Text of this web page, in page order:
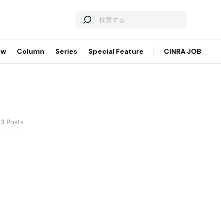
Column Series Special Feature CINRA JOB
Posts